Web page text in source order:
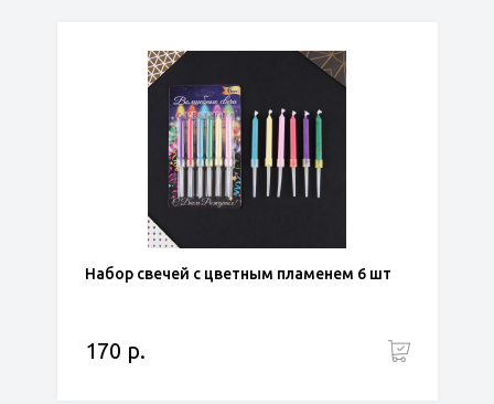
Набор свечей с цветным пламенем 6 шт
170 р.